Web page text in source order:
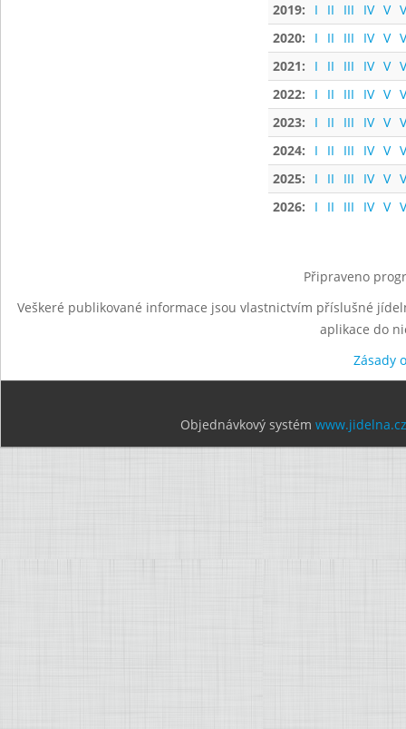
2019:
I II III IV V
2020:
I II III IV V
2021:
I II III IV V
2022:
I II III IV V
2023:
I II III IV V
2024:
I II III IV V
2025:
I II III IV V
2026:
I II III IV V
Připraveno
Veškeré publikované informace jsou vlastnictvím příslušné
aplikace do
Zásady
Objednávkový systém www.jidelna.cz